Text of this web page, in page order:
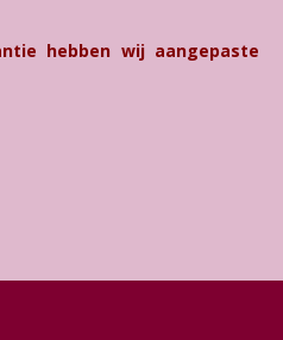
hebben wij aangepaste